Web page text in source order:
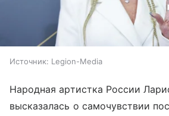
Источник: Legion-Media
Народная артистка России
высказалась о самочувствии